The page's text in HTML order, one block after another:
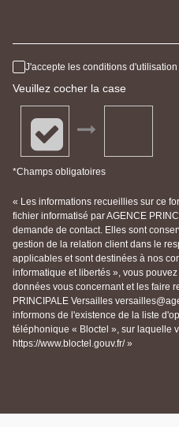
J'accepte les conditions
Veuillez cocher la case
*Champs obligatoires
« Les informations recueillies sur ce
fichier informatisé par AGENCE
demande de contact. Elles sont
gestion de la relation client dans le
applicables et sont destinées à nos
informatique et libertés », vous
données vous concernant et les faire
PRINCIPALE Versailles
informons de l'existence de la liste
téléphonique « Bloctel », sur laquelle
https://www.bloctel.gouv.fr/ »